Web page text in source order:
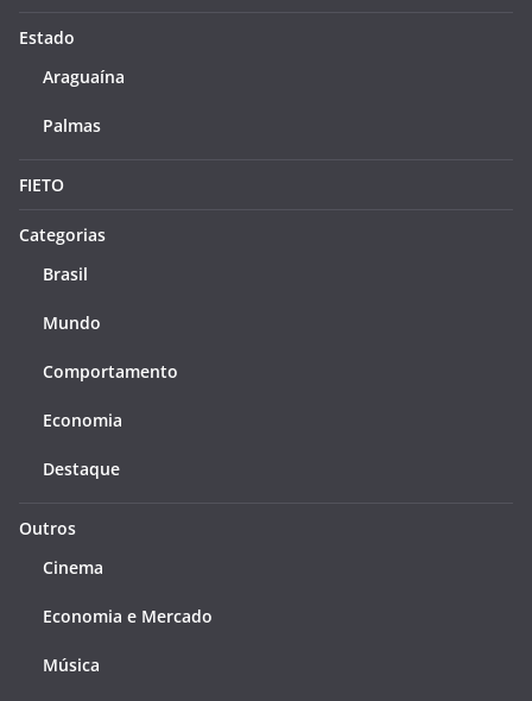
Estado
Araguaína
Palmas
FIETO
Categorias
Brasil
Mundo
Comportamento
Economia
Destaque
Outros
Cinema
Economia e Mercado
Música